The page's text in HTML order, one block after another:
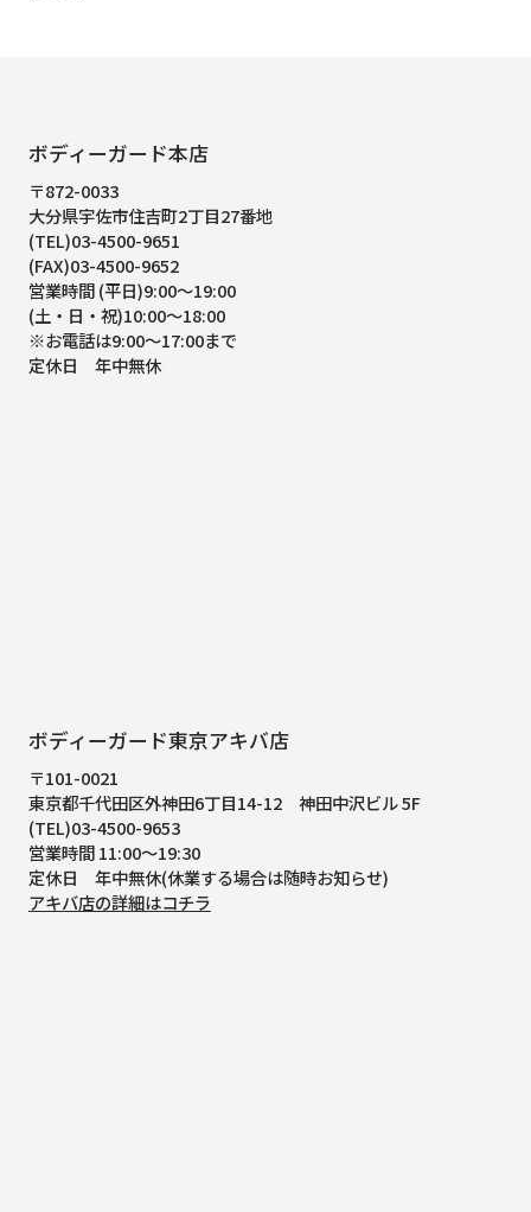
ボディーガード本店
〒872-0033
大分県宇佐市住吉町2丁目27番地
(TEL)03-4500-9651
(FAX)03-4500-9652
営業時間 (平日)9:00～19:00
(土・日・祝)10:00～18:00
※お電話は9:00～17:00まで
定休日 年中無休
ボディーガード東京アキバ店
〒101-0021
東京都千代田区外神田6丁目14-12 神田中沢ビル 5F
(TEL)03-4500-9653
営業時間 11:00～19:30
定休日 年中無休(休業する場合は随時お知らせ)
アキバ店の詳細はコチラ